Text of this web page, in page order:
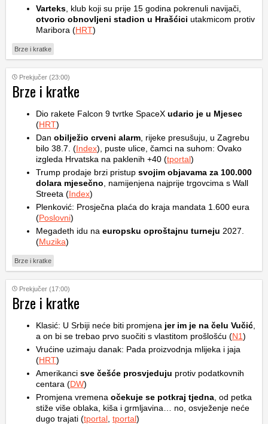
Varteks , klub koji su prije 15 godina pokrenuli navijači,
otvorio obnovljeni stadion u Hrašćici utakmicom protiv
Maribora (HRT)
Brze i kratke
Prekjučer (23:00)
Brze i kratke
Dio rakete Falcon 9 tvrtke SpaceX udario je u Mjesec
(HRT)
Dan obilježio crveni alarm , rijeke presušuju, u Zagrebu
bilo 38.7. (Index), puste ulice, čamci na suhom: Ovako
izgleda Hrvatska na paklenih +40 (tportal)
Trump prodaje brzi pristup svojim objavama za 100.000
dolara mjesečno , namijenjena najprije trgovcima s Wall
Streeta (Index)
Plenković: Prosječna plaća do kraja mandata 1.600 eura
(Poslovni)
Megadeth idu na europsku oproštajnu turneju 2027.
(Muzika)
Brze i kratke
Prekjučer (17:00)
Brze i kratke
Klasić: U Srbiji neće biti promjena jer im je na čelu Vučić
a on bi se trebao prvo suočiti s vlastitom prošlošću (N1)
Vrućine uzimaju danak: Pada proizvodnja mlijeka i jaja
(HRT)
Amerikanci sve češće prosvjeduju protiv podatkovnih
centara (DW)
Promjena vremena očekuje se potkraj tjedna , od petka
stiže više oblaka, kiša i grmljavina… no, osvježenje neće
dugo trajati (tportal tportal)